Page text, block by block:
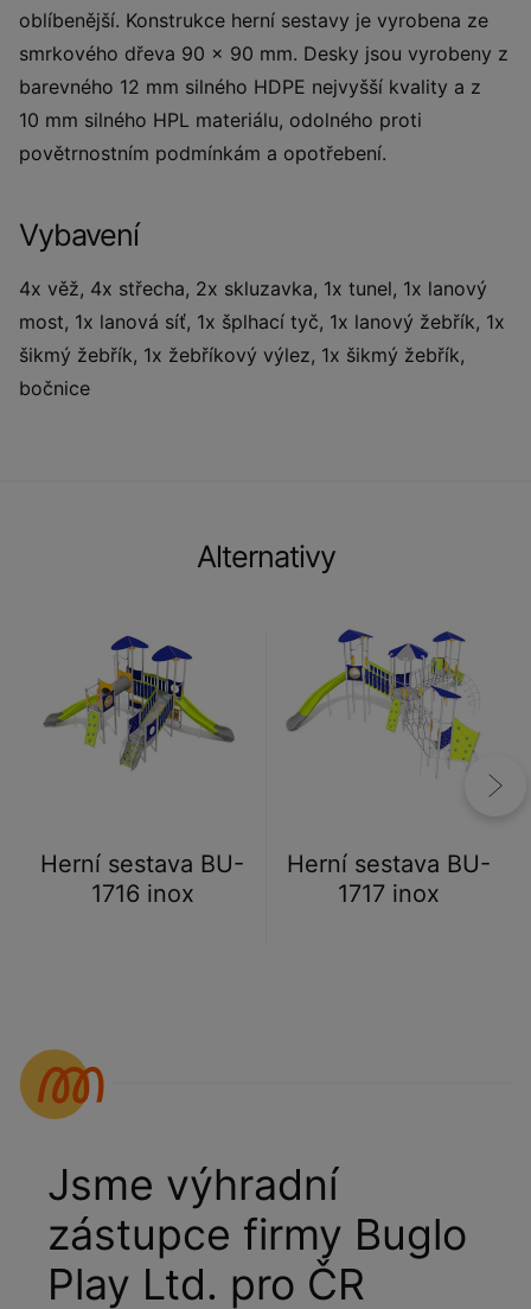
oblíbenější. Konstrukce herní sestavy je vyrobena ze
smrkového dřeva 90 x 90 mm. Desky jsou vyrobeny z
barevného 12 mm silného HDPE nejvyšší kvality a z
10 mm silného HPL materiálu, odolného proti
povětrnostním podmínkám a opotřebení.
Vybavení
4x věž, 4x střecha, 2x skluzavka, 1x tunel, 1x lanový
most, 1x lanová síť, 1x šplhací tyč, 1x lanový žebřík, 1x
šikmý žebřík, 1x žebříkový výlez, 1x šikmý žebřík,
bočnice
Alternativy
Herní sestava BU-
1716 inox
Herní sestava BU-
1717 inox
Jsme výhradní
zástupce firmy Buglo
Play Ltd. pro ČR